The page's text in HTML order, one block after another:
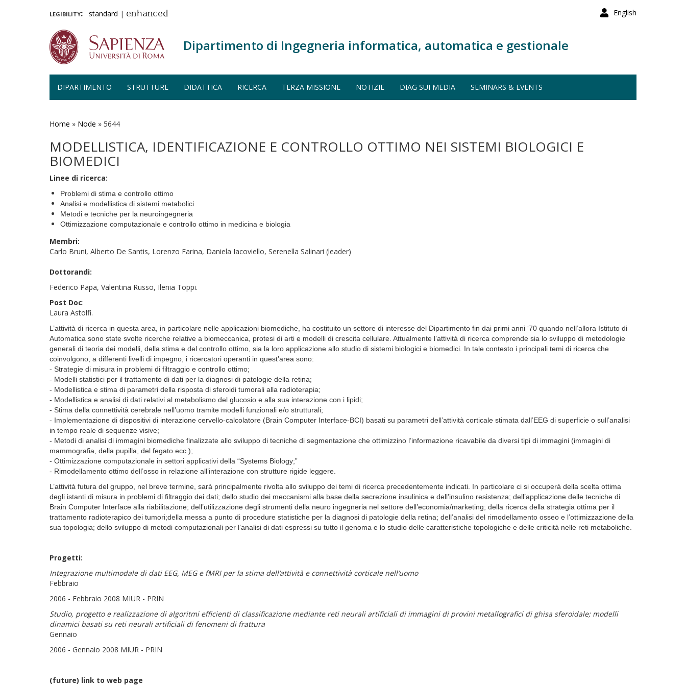
English
legibility: standard | enhanced
Dipartimento di Ingegneria informatica, automatica e gestionale
DIPARTIMENTO STRUTTURE DIDATTICA RICERCA TERZA MISSIONE NOTIZIE DIAG SUI MEDIA SEMINARS & EVENTS
Home » Node » 5644
MODELLISTICA, IDENTIFICAZIONE E CONTROLLO OTTIMO NEI SISTEMI BIOLOGICI E
BIOMEDICI
Linee di ricerca:
Problemi di stima e controllo ottimo
Analisi e modellistica di sistemi metabolici
Metodi e tecniche per la neuroingegneria
Ottimizzazione computazionale e controllo ottimo in medicina e biologia
Membri:
Carlo Bruni, Alberto De Santis, Lorenzo Farina, Daniela Iacoviello, Serenella Salinari (leader)
Dottorandi:
Federico Papa, Valentina Russo, Ilenia Toppi.
Post Doc:
Laura Astolfi.
L’attività di ricerca in questa area, in particolare nelle applicazioni biomediche, ha costituito un settore di interesse del Dipartimento fin dai primi anni ‘70 quando nell’allora Istituto di
Automatica sono state svolte ricerche relative a biomeccanica, protesi di arti e modelli di crescita cellulare. Attualmente l’attività di ricerca comprende sia lo sviluppo di metodologie
generali di teoria dei modelli, della stima e del controllo ottimo, sia la loro applicazione allo studio di sistemi biologici e biomedici. In tale contesto i principali temi di ricerca che
coinvolgono, a differenti livelli di impegno, i ricercatori operanti in quest’area sono:
- Strategie di misura in problemi di filtraggio e controllo ottimo;
- Modelli statistici per il trattamento di dati per la diagnosi di patologie della retina;
- Modellistica e stima di parametri della risposta di sferoidi tumorali alla radioterapia;
- Modellistica e analisi di dati relativi al metabolismo del glucosio e alla sua interazione con i lipidi;
- Stima della connettività cerebrale nell’uomo tramite modelli funzionali e/o strutturali;
- Implementazione di dispositivi di interazione cervello-calcolatore (Brain Computer Interface-BCI) basati su parametri dell’attività corticale stimata dall’EEG di superficie o sull’analisi
in tempo reale di sequenze visive;
- Metodi di analisi di immagini biomediche finalizzate allo sviluppo di tecniche di segmentazione che ottimizzino l’informazione ricavabile da diversi tipi di immagini (immagini di
mammografia, della pupilla, del fegato ecc.);
- Ottimizzazione computazionale in settori applicativi della “Systems Biology;”
- Rimodellamento ottimo dell’osso in relazione all’interazione con strutture rigide leggere.
L’attività futura del gruppo, nel breve termine, sarà principalmente rivolta allo sviluppo dei temi di ricerca precedentemente indicati. In particolare ci si occuperà della scelta ottima
degli istanti di misura in problemi di filtraggio dei dati; dello studio dei meccanismi alla base della secrezione insulinica e dell’insulino resistenza; dell’applicazione delle tecniche di
Brain Computer Interface alla riabilitazione; dell’utilizzazione degli strumenti della neuro ingegneria nel settore dell’economia/marketing; della ricerca della strategia ottima per il
trattamento radioterapico dei tumori;della messa a punto di procedure statistiche per la diagnosi di patologie della retina; dell’analisi del rimodellamento osseo e l’ottimizzazione della
sua topologia; dello sviluppo di metodi computazionali per l’analisi di dati espressi su tutto il genoma e lo studio delle caratteristiche topologiche e delle criticità nelle reti metaboliche.
Progetti:
Integrazione multimodale di dati EEG, MEG e fMRI per la stima dell’attività e connettività corticale nell’uomo
Febbraio
2006 - Febbraio 2008 MIUR - PRIN
Studio, progetto e realizzazione di algoritmi efficienti di classificazione mediante reti neurali artificiali di immagini di provini metallografici di ghisa sferoidale; modelli
dinamici basati su reti neurali artificiali di fenomeni di frattura
Gennaio
2006 - Gennaio 2008 MIUR - PRIN
(future) link to web page